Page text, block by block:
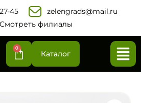
45‬
zelengrads@mail.ru
Смотреть филиалы
0
Каталог